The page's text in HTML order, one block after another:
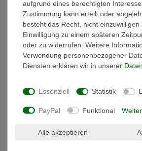
EU-Verantwortlicher
Schlichte Dekosäule aus Holz
Achtung, wir haben diese Säule in vielen
Eleganz.
freistehend als eigenständiger Hingucker
aufgrund eines berechtigten
Zustimmung kann erteilt oder
besteht das Recht, nicht einzuwilligen
Einwilligung zu einem späteren
oder zu widerrufen. Weitere
Verwendung personenbezogener
Diensten erklären wir in unserer
Essenziell Statistik
PayPal Funktional
Alle akzeptieren